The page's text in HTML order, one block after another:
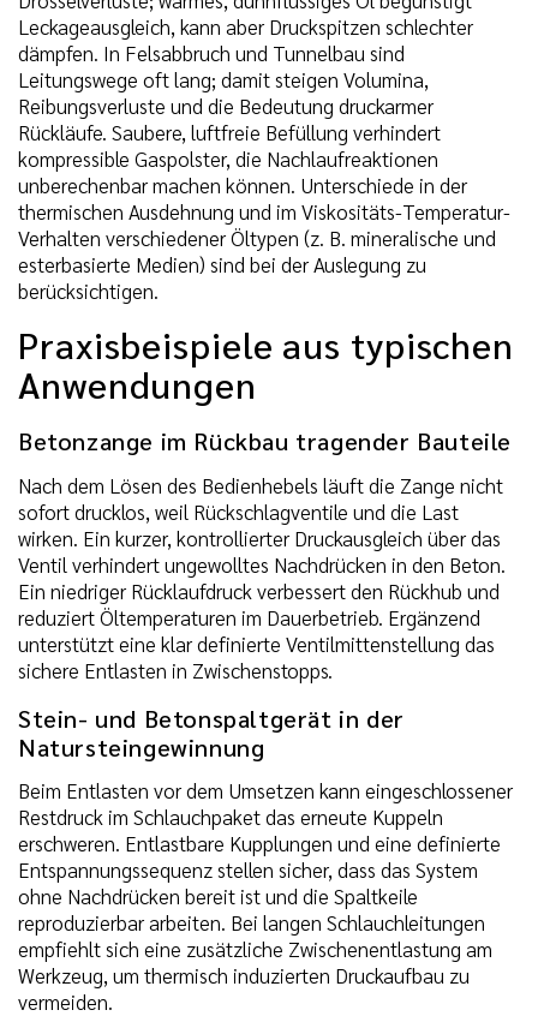
Leckageausgleich, kann aber Druckspitzen schlechter
dämpfen. In Felsabbruch und Tunnelbau sind
Leitungswege oft lang; damit steigen Volumina,
Reibungsverluste und die Bedeutung druckarmer
Rückläufe. Saubere, luftfreie Befüllung verhindert
kompressible Gaspolster, die Nachlaufreaktionen
unberechenbar machen können. Unterschiede in der
thermischen Ausdehnung und im Viskositäts-Temperatur-
Verhalten verschiedener Öltypen (z. B. mineralische und
esterbasierte Medien) sind bei der Auslegung zu
berücksichtigen.
Praxisbeispiele aus typischen
Anwendungen
Betonzange im Rückbau tragender Bauteile
Nach dem Lösen des Bedienhebels läuft die Zange nicht
sofort drucklos, weil Rückschlagventile und die Last
wirken. Ein kurzer, kontrollierter Druckausgleich über das
Ventil verhindert ungewolltes Nachdrücken in den Beton.
Ein niedriger Rücklaufdruck verbessert den Rückhub und
reduziert Öltemperaturen im Dauerbetrieb. Ergänzend
unterstützt eine klar definierte Ventilmittenstellung das
sichere Entlasten in Zwischenstopps.
Stein- und Betonspaltgerät in der
Natursteingewinnung
Beim Entlasten vor dem Umsetzen kann eingeschlossener
Restdruck im Schlauchpaket das erneute Kuppeln
erschweren. Entlastbare Kupplungen und eine definierte
Entspannungssequenz stellen sicher, dass das System
ohne Nachdrücken bereit ist und die Spaltkeile
reproduzierbar arbeiten. Bei langen Schlauchleitungen
empfiehlt sich eine zusätzliche Zwischenentlastung am
Werkzeug, um thermisch induzierten Druckaufbau zu
vermeiden.